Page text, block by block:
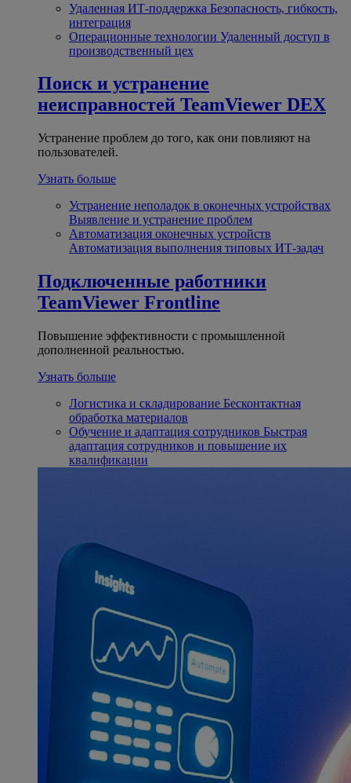
Удаленная ИТ-поддержка Безопасность, гибкость,
интеграция
Операционные технологии Удаленный доступ в
производственный цех
Поиск и устранение
неисправностей TeamViewer DEX
Устранение проблем до того, как они повлияют на
пользователей.
Узнать больше
Устранение неполадок в оконечных устройствах
Выявление и устранение проблем
Автоматизация оконечных устройств
Автоматизация выполнения типовых ИТ-задач
Подключенные работники
TeamViewer Frontline
Повышение эффективности с промышленной
дополненной реальностью.
Узнать больше
Логистика и складирование Бесконтактная
обработка материалов
Обучение и адаптация сотрудников Быстрая
адаптация сотрудников и повышение их
квалификации